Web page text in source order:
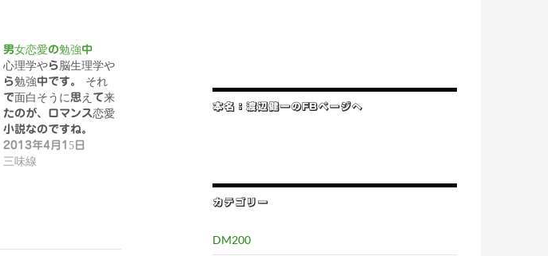
男女恋愛の勉強中
心理学やら脳生理学や
ら勉強中です。 それ
で面白そうに思えて来
たのが、ロマンス恋愛
小説なのですね。
ア…
2013年4月15日
三味線
本名：渡辺健一のFBページへ
カテゴリー
DM200